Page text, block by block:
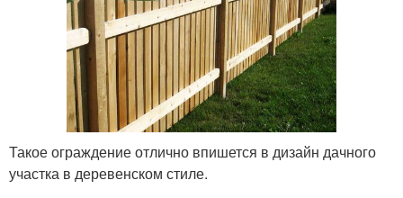
Такое ограждение отлично впишется в дизайн дачного
участка в деревенском стиле.